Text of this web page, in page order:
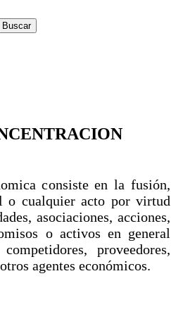
Buscar
consiste en la fusión,
o cualquier acto por virtud
asociaciones, acciones,
o activos en general
proveedores,
agentes económicos.